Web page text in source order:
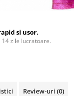
si usor.
14 zile lucratoare.
Review-uri (0)